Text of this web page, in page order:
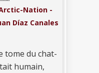
Nation -
Díaz Canales
tome du chat-
humain,